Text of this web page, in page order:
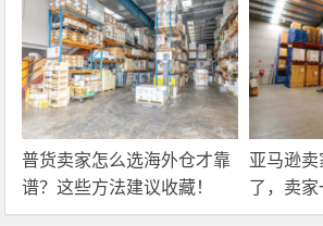
普货卖家怎么选海外仓才靠
谱？这些方法建议收藏！
亚马逊
了，卖
的？